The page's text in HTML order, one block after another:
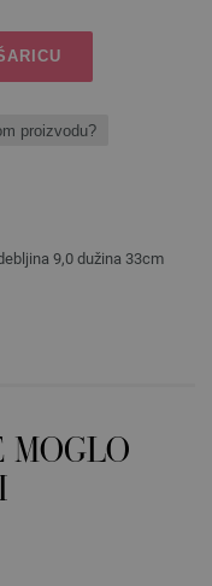
proizvodu?
9,0 dužina 33cm
MOGLO